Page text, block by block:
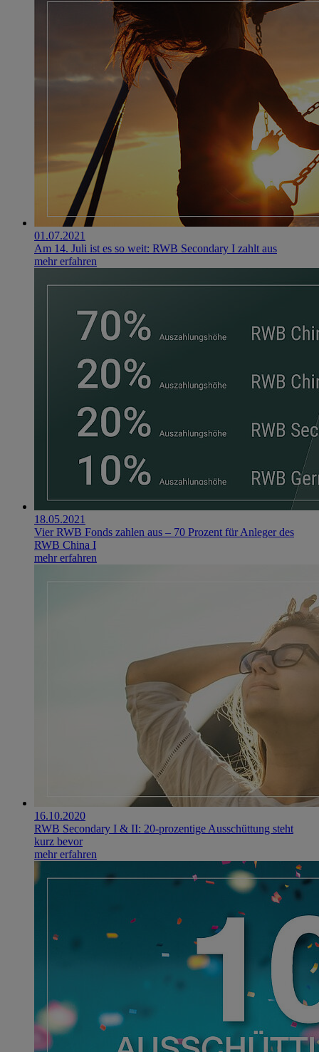
01.07.2021
Am 14. Juli ist es so weit: RWB Secondary I zahlt aus
mehr erfahren
18.05.2021
Vier RWB Fonds zahlen aus – 70 Prozent für Anleger des
RWB China I
mehr erfahren
16.10.2020
RWB Secondary I & II: 20-prozentige Ausschüttung steht
kurz bevor
mehr erfahren